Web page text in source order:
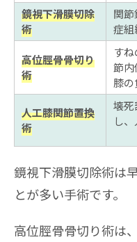
鏡視下滑膜切除
術
関
症組
高位脛骨骨切り
術
す
節内
膝
人工膝関節置換
術
壊死
し
鏡視下滑膜切除術は
とが多い手術です。
高位脛骨骨切り術は